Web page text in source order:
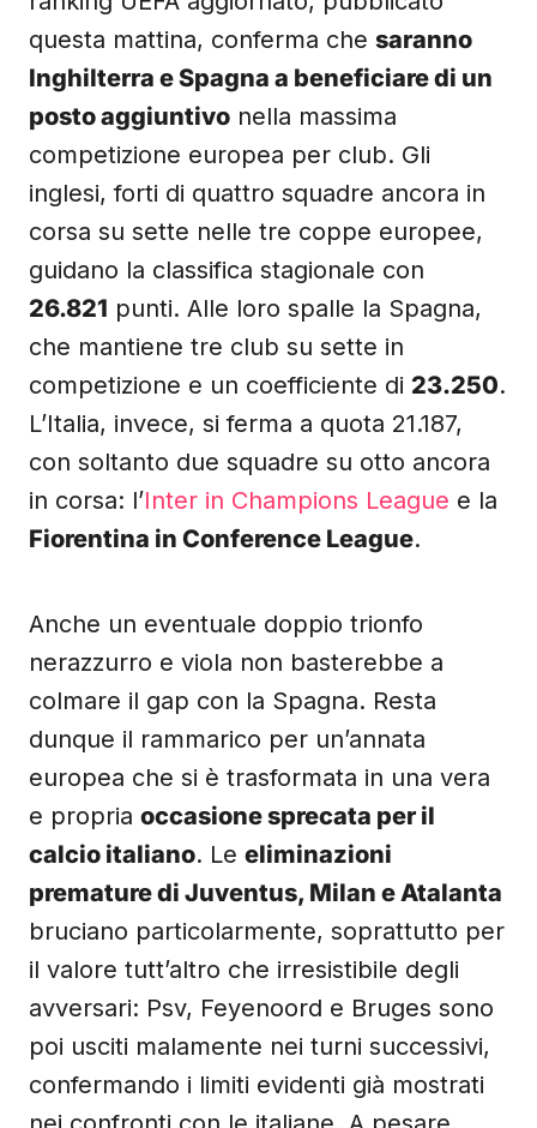
questa mattina, conferma che saranno
Inghilterra e Spagna a beneficiare di un
posto aggiuntivo nella massima
competizione europea per club. Gli
inglesi, forti di quattro squadre ancora in
corsa su sette nelle tre coppe europee,
guidano la classifica stagionale con
26.821 punti. Alle loro spalle la Spagna,
che mantiene tre club su sette in
competizione e un coefficiente di 23.250.
L’Italia, invece, si ferma a quota 21.187,
con soltanto due squadre su otto ancora
in corsa: l’Inter in Champions League e la
Fiorentina in Conference League.
Anche un eventuale doppio trionfo
nerazzurro e viola non basterebbe a
colmare il gap con la Spagna. Resta
dunque il rammarico per un’annata
europea che si è trasformata in una vera
e propria occasione sprecata per il
calcio italiano. Le eliminazioni
premature di Juventus, Milan e Atalanta
bruciano particolarmente, soprattutto per
il valore tutt’altro che irresistibile degli
avversari: Psv, Feyenoord e Bruges sono
poi usciti malamente nei turni successivi,
confermando i limiti evidenti già mostrati